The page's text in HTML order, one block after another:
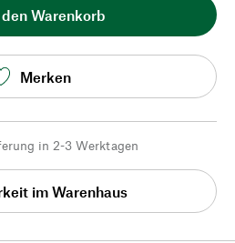
Warenkorb
Merken
in 2-3 Werktagen
im Warenhaus